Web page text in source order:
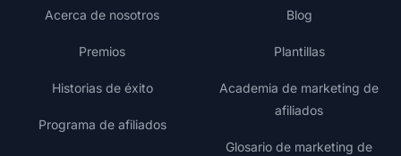
Acerca de nosotros
Premios
Historias de éxito
Programa de afiliados
Blog
Plantillas
Academia de marketing de
afiliados
Glosario de marketing de